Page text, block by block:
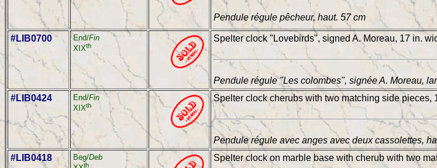
Pendule régule pêcheur, haut. 57 cm
#LIB0700 End/Fin
XIXth
Spelter clock "Lovebirds", signed A. Moreau, 17 in.
Pendule régule "Les colombes", signée A. Moreau,
#LIB0424
End/Fin
XIXth
Spelter clock cherubs with two matching side pieces,
Pendule régule avec anges avec deux cassolettes,
#LIB0418
Beg/Deb
th
Spelter clock on marble base with cherub with two